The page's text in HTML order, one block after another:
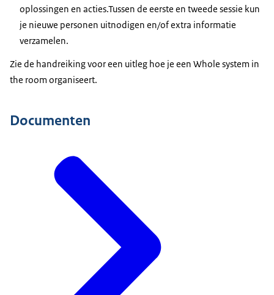
oplossingen en acties.Tussen de eerste en tweede sessie kun
je nieuwe personen uitnodigen en/of extra informatie
verzamelen.
Zie de handreiking voor een uitleg hoe je een Whole system in
the room organiseert.
Documenten